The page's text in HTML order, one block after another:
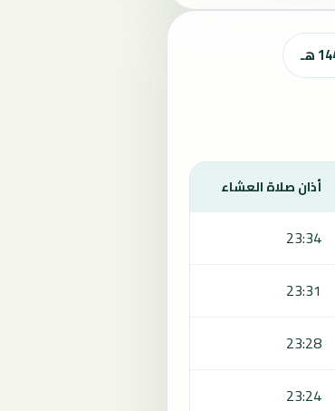
أذان صلاة العشاء
23:34
23:31
23:28
23:24